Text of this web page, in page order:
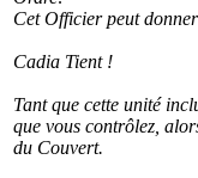
Cet Officier peut
Cadia Tient !
Tant que cette unité
que vous contrôlez,
du Couvert.